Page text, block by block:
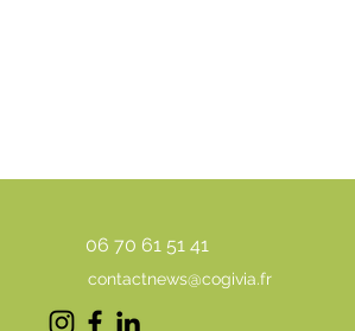
06 70 61 51 41
contactnews@cogivia.fr